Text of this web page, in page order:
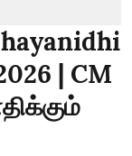
| CM